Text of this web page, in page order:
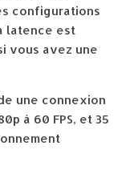
configurations
latence est
vous avez une
une connexion
à 60 FPS, et 35